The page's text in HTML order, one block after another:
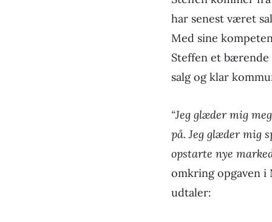
har senest været
Med sine
Steffen et
salg og klar
“Jeg glæder mig
på. Jeg glæder mig
opstarte nye
omkring opgaven i
udtaler: